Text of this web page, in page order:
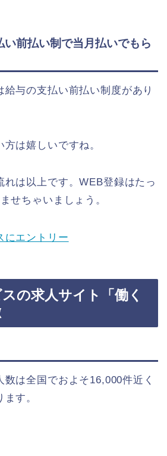
い前払い制で当月払いでもら
給与の支払い前払い制度があり
は嬉しいですね。
れは以上です。WEB登録はたっ
せちゃいましょう。
にエントリー
の求人サイト「働く
は全国でおよそ16,000件近く
す。